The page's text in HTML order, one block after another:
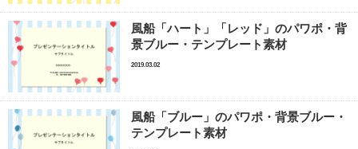
風船「ハート」「レッド」のパワポ・背
景ブルー・テンプレート素材
2019.03.02
風船「ブルー」のパワポ・背景ブルー・
テンプレート素材